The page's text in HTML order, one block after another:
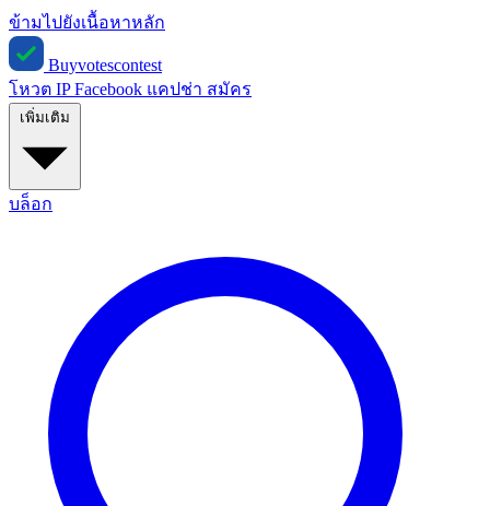
ข้ามไปยังเนื้อหาหลัก
Buyvotescontest
โหวต IPFacebook แคปช่า สมัคร
บล็อก